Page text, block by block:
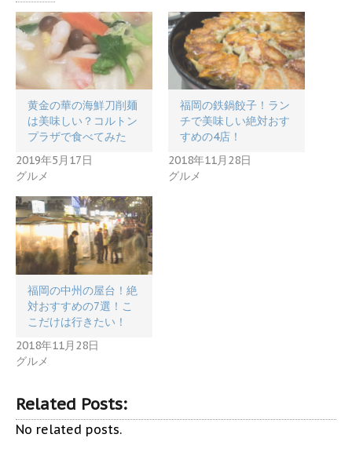
黄金の華の海鮮刀削麺
は美味しい？コルトン
プラザで食べてみた
2019年5月17日
グルメ
福岡の鉄鍋餃子！ラン
チで美味しい絶対おす
すめの4店！
2018年11月28日
グルメ
福岡の中州の屋台！絶
対おすすめの7選！こ
こだけは行きたい！
2018年11月28日
グルメ
Related Posts:
No related posts.